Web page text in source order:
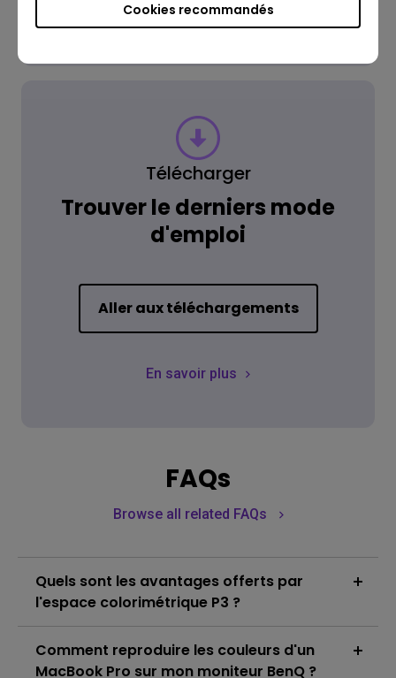
Cookies recommandés
En savoir plus
Télécharger
Trouver le derniers mode
d'emploi
Aller aux téléchargements
En savoir plus
FAQs
Browse all related FAQs
Quels sont les avantages offerts par
l'espace colorimétrique P3 ?
projection de films numériques, offrant une gamme
de couleurs bien plus large que le standard RVB et
Comment reproduire les couleurs d'un
MacBook Pro sur mon moniteur BenQ ?